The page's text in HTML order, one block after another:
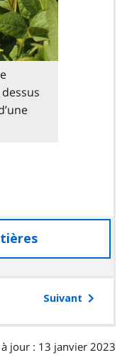
à
table
Suivant
jour : 13 janvier 2023